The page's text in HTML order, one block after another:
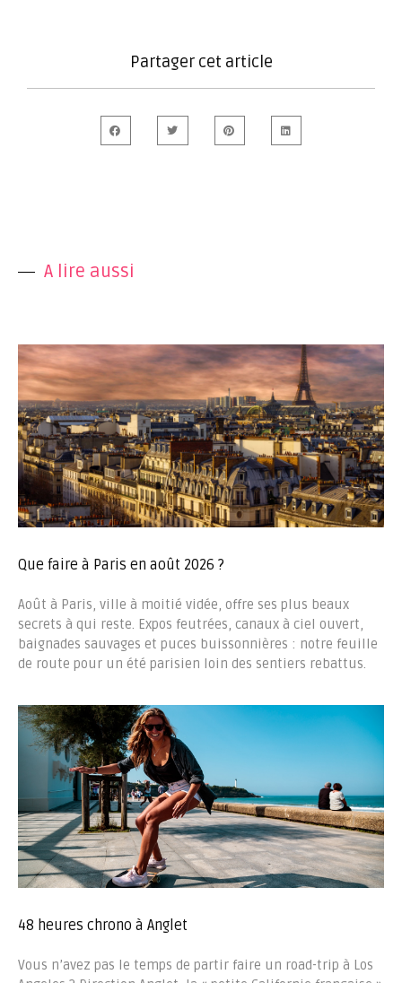
Partager cet article
A lire aussi
Que faire à Paris en août 2026 ?
Août à Paris, ville à moitié vidée, offre ses plus beaux
secrets à qui reste. Expos feutrées, canaux à ciel ouvert,
baignades sauvages et puces buissonnières : notre feuille
de route pour un été parisien loin des sentiers rebattus.
48 heures chrono à Anglet
Vous n’avez pas le temps de partir faire un road-trip à Los